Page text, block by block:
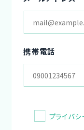
携帯電話
プライバ